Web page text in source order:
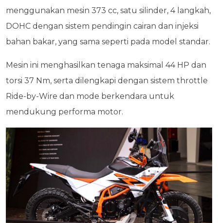
menggunakan mesin 373 cc, satu silinder, 4 langkah,
DOHC dengan sistem pendingin cairan dan injeksi
bahan bakar, yang sama seperti pada model standar.
Mesin ini menghasilkan tenaga maksimal 44 HP dan
torsi 37 Nm, serta dilengkapi dengan sistem throttle
Ride-by-Wire dan mode berkendara untuk
mendukung performa motor.